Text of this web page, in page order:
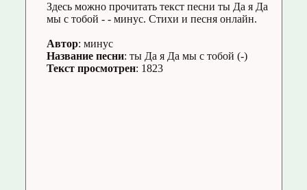
Здесь можно прочитать текст песни ты Да я Да
мы с тобой - - минус. Стихи и песня онлайн.
Автор: минус
Название песни: ты Да я Да мы с тобой (-)
Текст просмотрен: 1823